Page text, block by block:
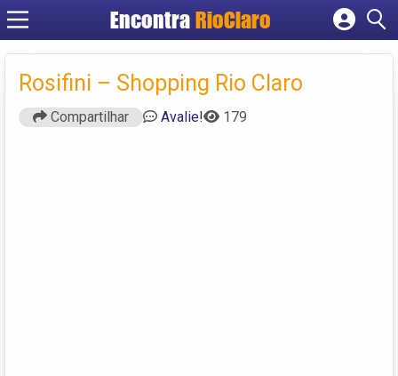
Encontra RioClaro
Cadastrar empresa
Criar conta
Rosifini – Shopping Rio Claro
Compartilhar Avalie! 179